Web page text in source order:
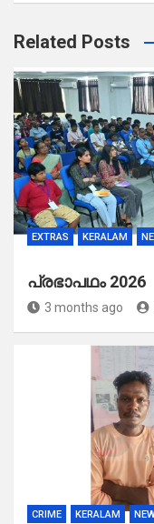
Related Posts
EXTRAS KERALAM
പ്രഭാപഥം 2026
3 months ago
CRIME KERALAM